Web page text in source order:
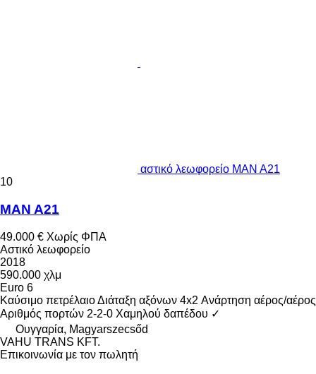
αστικό λεωφορείο MAN A21
10
MAN A21
49.000 € Χωρίς ΦΠΑ
Αστικό λεωφορείο
2018
590.000 χλμ
Euro 6
Καύσιμο πετρέλαιοΔιάταξη αξόνων 4x2 Ανάρτηση αέρος/αέρος
Αριθμός πορτών 2-2-0 Χαμηλού δαπέδου ✓
Ουγγαρία, Magyarszecsőd
VAHU TRANS KFT.
Επικοινωνία με τον πωλητή